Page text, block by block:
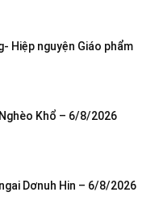
Hiệp nguyện Giáo phẩm
Khổ – 6/8/2026
Dơnuh Hin – 6/8/2026